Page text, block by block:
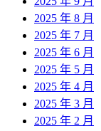
2025 年 8 月
2025 年 7 月
2025 年 6 月
2025 年 5 月
2025 年 4 月
2025 年 3 月
2025 年 2 月